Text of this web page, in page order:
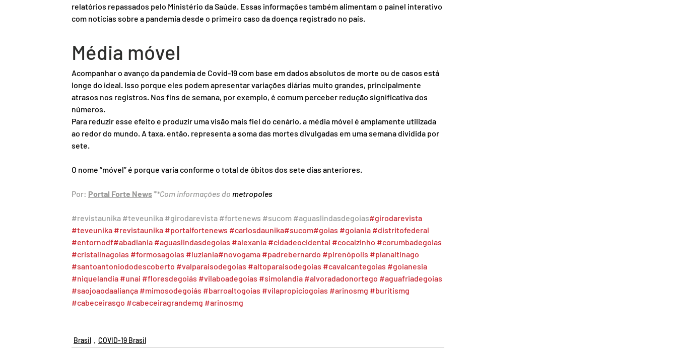
relatórios repassados pelo Ministério da Saúde. Essas informações também alimentam o painel interativo
com notícias sobre a pandemia desde o primeiro caso da doença registrado no país.
Média móvel
Acompanhar o avanço da pandemia de Covid-19 com base em dados absolutos de morte ou de casos está
longe do ideal. Isso porque eles podem apresentar variações diárias muito grandes, principalmente
atrasos nos registros. Nos fins de semana, por exemplo, é comum perceber redução significativa dos
números.
Para reduzir esse efeito e produzir uma visão mais fiel do cenário, a média móvel é amplamente utilizada
ao redor do mundo. A taxa, então, representa a soma das mortes divulgadas em uma semana dividida por
sete.
O nome “móvel” é porque varia conforme o total de óbitos dos sete dias anteriores.
Por: Portal Forte News **Com informações do metropoles
#revistaunika #teveunika #girodarevista #fortenews #sucom #aguaslindasdegoias#girodarevista
#teveunika #revistaunika #portalfortenews #carlosdaunika#sucom#goias #goiania #distritofederal
#entornodf#abadiania #aguaslindasdegoias #alexania #cidadeocidental #cocalzinho #corumbadegoias
#cristalinagoias #formosagoias #luziania#novogama #padrebernardo #pirenópolis #planaltinago
#santoantoniododescoberto #valparaisodegoias #altoparaisodegoias #cavalcantegoias #goianesia
#niquelandia #unai #floresdegoiás #vilaboadegoias #simolandia #alvoradadonortego #aguafriadegoias
#saojoaodaaliança #mimosodegoiás #barroaltogoias #vilapropiciogoias #arinosmg #buritismg
#cabeceirasgo #cabeceiragrandemg #arinosmg
Brasil COVID-19 Brasil